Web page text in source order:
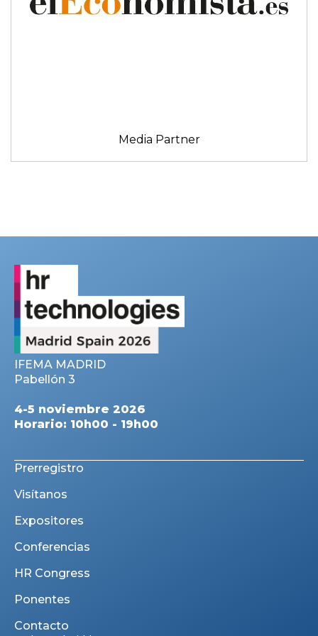
Media Partner
IFEMA MADRID
Pabellón 3
4-5 noviembre 2026
Horario: 10h00 - 19h00
Prerregistro
Visítanos
Expositores
Conferencias
HR Congress
Ponentes
Contacto